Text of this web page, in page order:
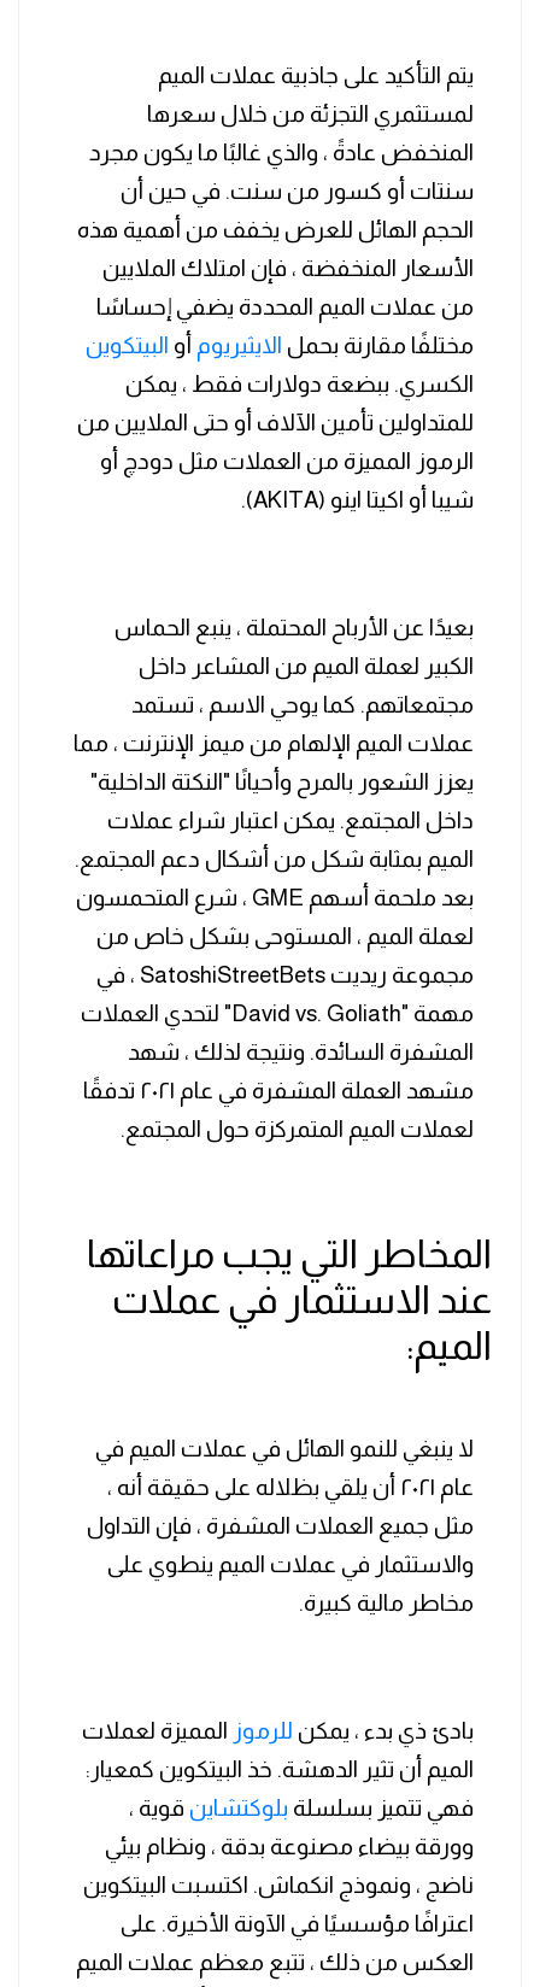
يتم التأكيد على جاذبية عملات الميم
لمستثمري التجزئة من خلال سعرها
المنخفض عادةً ، والذي غالبًا ما يكون مجرد
سنتات أو كسور من سنت. في حين أن
الحجم الهائل للعرض يخفف من أهمية هذه
الأسعار المنخفضة ، فإن امتلاك الملايين
من عملات الميم المحددة يضفي إحساسًا
مختلفًا مقارنة بحمل الايثيريوم أو البيتكوين
الكسري. ببضعة دولارات فقط ، يمكن
للمتداولين تأمين الآلاف أو حتى الملايين من
الرموز المميزة من العملات مثل دودچ أو
شيبا أو اكيتا اينو (AKITA).
بعيدًا عن الأرباح المحتملة ، ينبع الحماس
الكبير لعملة الميم من المشاعر داخل
مجتمعاتهم. كما يوحي الاسم ، تستمد
عملات الميم الإلهام من ميمز الإنترنت ، مما
يعزز الشعور بالمرح وأحيانًا "النكتة الداخلية"
داخل المجتمع. يمكن اعتبار شراء عملات
الميم بمثابة شكل من أشكال دعم المجتمع.
بعد ملحمة أسهم GME ، شرع المتحمسون
لعملة الميم ، المستوحى بشكل خاص من
مجموعة ريديت SatoshiStreetBets ، في
مهمة "David vs. Goliath" لتحدي العملات
المشفرة السائدة. ونتيجة لذلك ، شهد
مشهد العملة المشفرة في عام ٢٠٢١ تدفقًا
لعملات الميم المتمركزة حول المجتمع.
المخاطر التي يجب مراعاتها
عند الاستثمار في عملات
الميم:
لا ينبغي للنمو الهائل في عملات الميم في
عام ٢٠٢١ أن يلقي بظلاله على حقيقة أنه ،
مثل جميع العملات المشفرة ، فإن التداول
والاستثمار في عملات الميم ينطوي على
مخاطر مالية كبيرة.
بادئ ذي بدء ، يمكن للرموز
المميزة لعملات
الميم أن تثير الدهشة. خذ البيتكوين كمعيار:
فهي تتميز بسلسلة بلوكتشاين قوية ،
وورقة بيضاء مصنوعة بدقة ، ونظام بيئي
ناضج ، ونموذج انكماش. اكتسبت البيتكوين
اعترافًا مؤسسيًا في الآونة الأخيرة. على
العكس من ذلك ، تتبع معظم عملات الميم